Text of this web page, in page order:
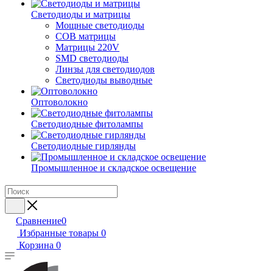
Светодиоды и матрицы
Мощные светодиоды
COB матрицы
Матрицы 220V
SMD светодиоды
Линзы для светодиодов
Светодиоды выводные
Оптоволокно
Светодиодные фитолампы
Светодиодные гирлянды
Промышленное и складское освещение
Сравнение0
Избранные товары 0
Корзина 0